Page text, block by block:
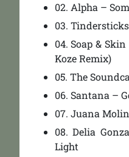
02. Alpha –
03.
04. Soap &
Koze Remix)
05. The
06. Santana –
07. Juana
08. Delia
Light